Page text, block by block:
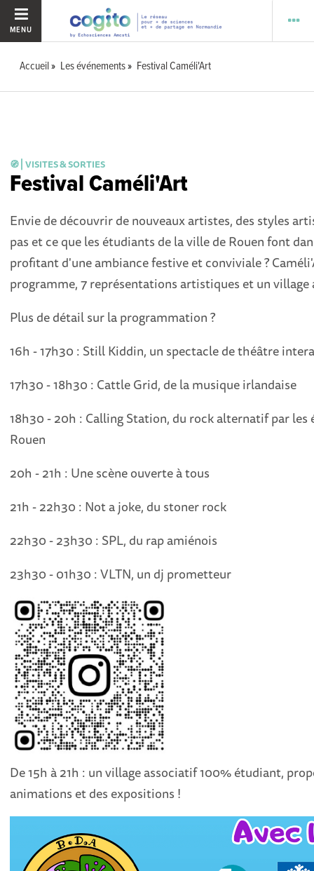
MENU
Accueil Les événements Festival Caméli'Art
🧭 ⎜VISITES & SORTIES
Festival Caméli'Art
Envie de découvrir de nouveaux artistes, des styles
pas et ce que les étudiants de la ville de Rouen font
profitant d'une ambiance festive et conviviale ?
programme, 7 représentations artistiques et un
Plus de détail sur la programmation ?
16h - 17h30 : Still Kiddin, un spectacle de théâtre
17h30 - 18h30 : Cattle Grid, de la musique irlandaise
18h30 - 20h : Calling Station, du rock alternatif par
Rouen
20h - 21h : Une scène ouverte à tous
21h - 22h30 : Not a joke, du stoner rock
22h30 - 23h30 : SPL, du rap amiénois
23h30 - 01h30 : VLTN, un dj prometteur
De 15h à 21h : un village associatif 100% étudiant,
animations et des expositions !